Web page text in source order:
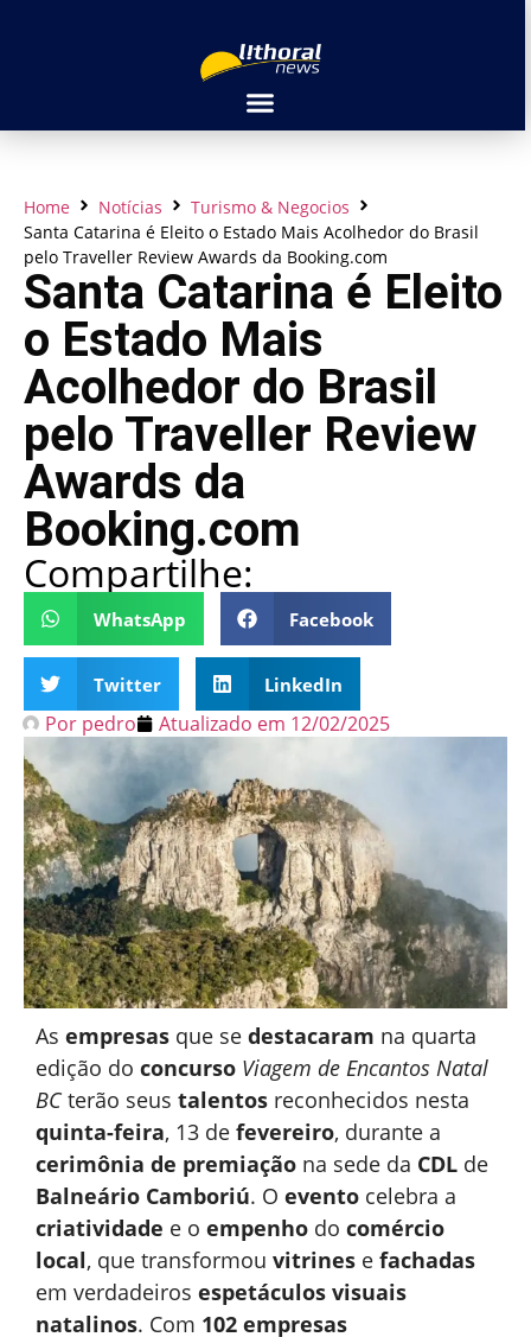
Home Notícias
Turismo & Negocios
Santa Catarina é Eleito o Estado Mais Acolhedor do Brasil
pelo Traveller Review Awards da Booking.com
Santa Catarina é Eleito
o Estado Mais
Acolhedor do Brasil
pelo Traveller Review
Awards da
Booking.com
Compartilhe:
WhatsApp Facebook
Twitter LinkedIn
Por pedro Atualizado em 12/02/2025
As empresas que se destacaram na quarta
edição do concurso Viagem de Encantos Natal
BC terão seus talentos reconhecidos nesta
quinta-feira, 13 de fevereiro, durante a
cerimônia de premiação na sede da CDL de
Balneário Camboriú. O evento celebra a
criatividade e o empenho do comércio
local, que transformou vitrines e fachadas
em verdadeiros espetáculos visuais
natalinos. Com 102 empresas